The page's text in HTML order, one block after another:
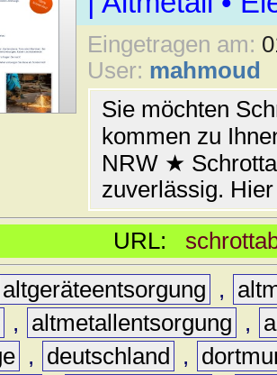
Eingetragen am:
User: mahmoud
Sie möchten
kommen zu
NRW ★
zuverlässig.
URL:
altgeräteentsorgung ,
, altmetallentsorgung ,
, deutschland ,